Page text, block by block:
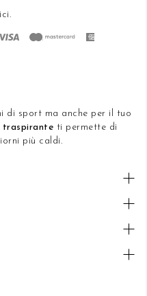
.
di sport ma anche per il tuo
traspirante ti permette di
più caldi.